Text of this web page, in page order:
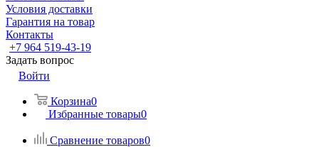
Условия доставки
Гарантия на товар
Контакты
+7 964 519-43-19
Задать вопрос
Войти
Корзина0
Избранные товары0
Сравнение товаров0